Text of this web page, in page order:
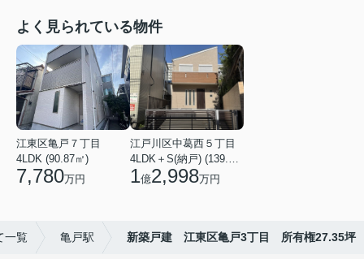
よく見られている物件
江東区亀戸７丁目
4LDK (90.87㎡)
7,780万円
江戸川区中葛西５丁目
4LDK＋S(納戸) (139.49㎡)
1億2,998万円
一覧 亀戸駅 新築戸建 江東区亀戸3丁目 所有権27.35坪